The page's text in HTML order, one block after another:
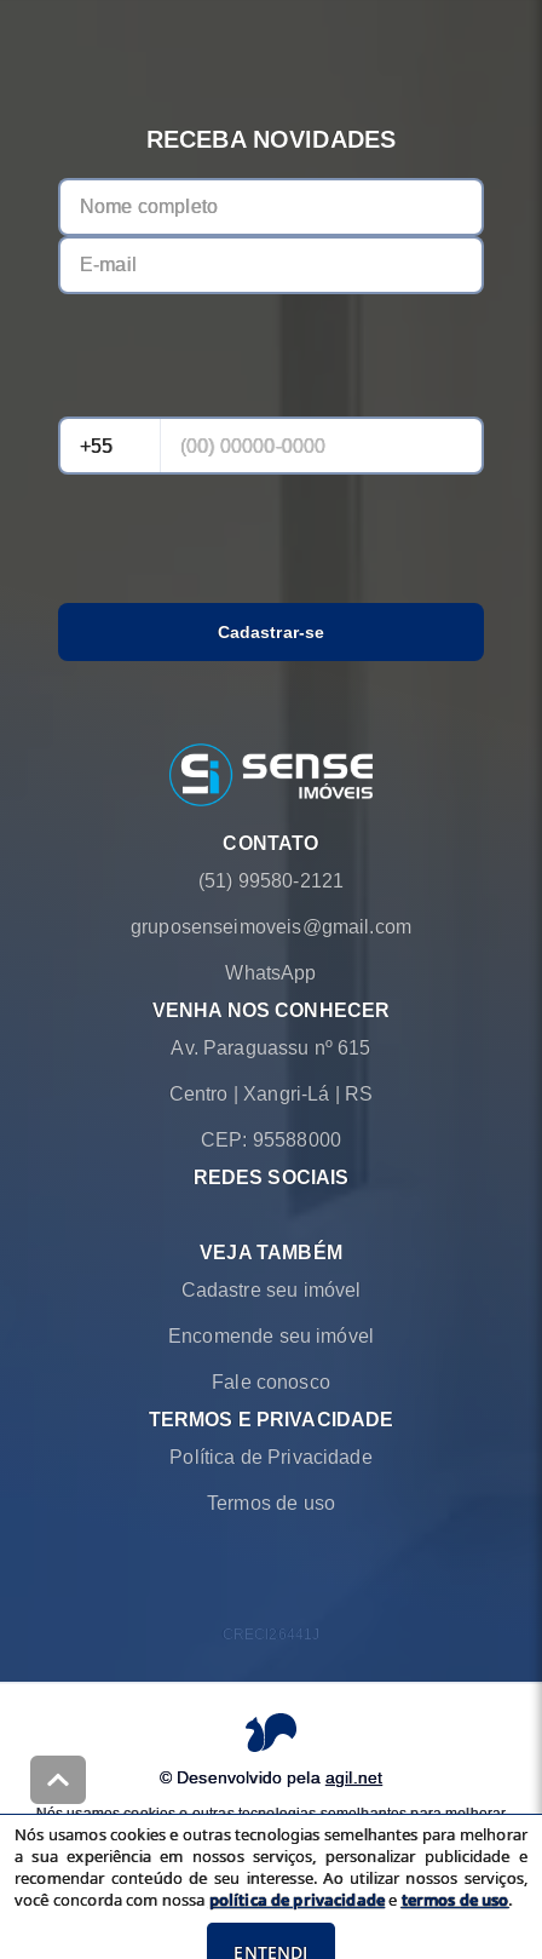
RECEBA NOVIDADES
Cadastrar-se
CONTATO
(51) 99580-2121
gruposenseimoveis@gmail.com
WhatsApp
VENHA NOS CONHECER
Av. Paraguassu nº 615
Centro Xangri-Lá RS
CEP: 95588000
REDES SOCIAIS
VEJA TAMBÉM
Cadastre seu imóvel
Encomende seu imóvel
Fale conosco
TERMOS E PRIVACIDADE
Política de Privacidade
Termos de uso
CRECI 26441J
© Desenvolvido pela agil.net
Nós usamos cookies e outras tecnologias semelhantes para melhorar
a sua experiência em nossos serviços, personalizar publicidade e
recomendar conteúdo de seu interesse. Ao utilizar nossos serviços,
você concorda com nossapolítica de privacidadeetermos de uso
Nós usamos cookies e outras tecnologias semelhantes para melhorar
a sua experiência em nossos serviços, personalizar publicidade e
recomendar conteúdo de seu interesse. Ao utilizar nossos serviços,
você concorda com nossa política de privacidadeetermos de uso.
ENTENDI